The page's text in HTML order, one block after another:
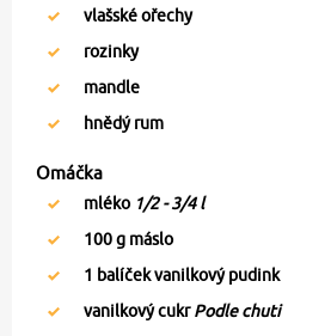
vlašské ořechy
rozinky
mandle
hnědý rum
Omáčka
mléko 1/2 - 3/4 l
100g máslo
1 balíček vanilkový pudink
vanilkový cukrPodle chuti